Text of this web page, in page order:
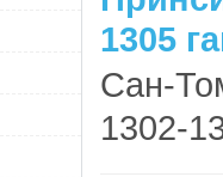
1305
Сан-
1302-